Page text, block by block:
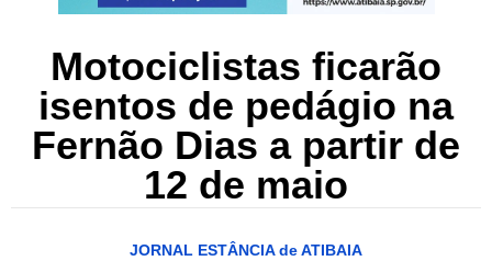
Motociclistas ficarão
isentos de pedágio na
Fernão Dias a partir de
12 de maio
JORNAL ESTÂNCIA de ATIBAIA